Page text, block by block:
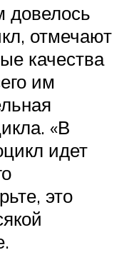
довелось
отмечают
качества
им
«В
идет
это